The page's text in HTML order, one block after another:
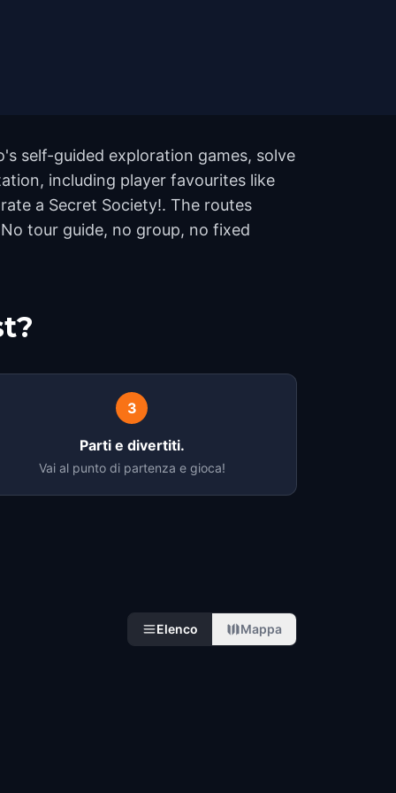
self-guided exploration games, solve
including player favourites like
a Secret Society!. The routes
tour guide, no group, no fixed
3
Parti e divertiti.
Vai al punto di partenza e gioca!
Elenco Mappa